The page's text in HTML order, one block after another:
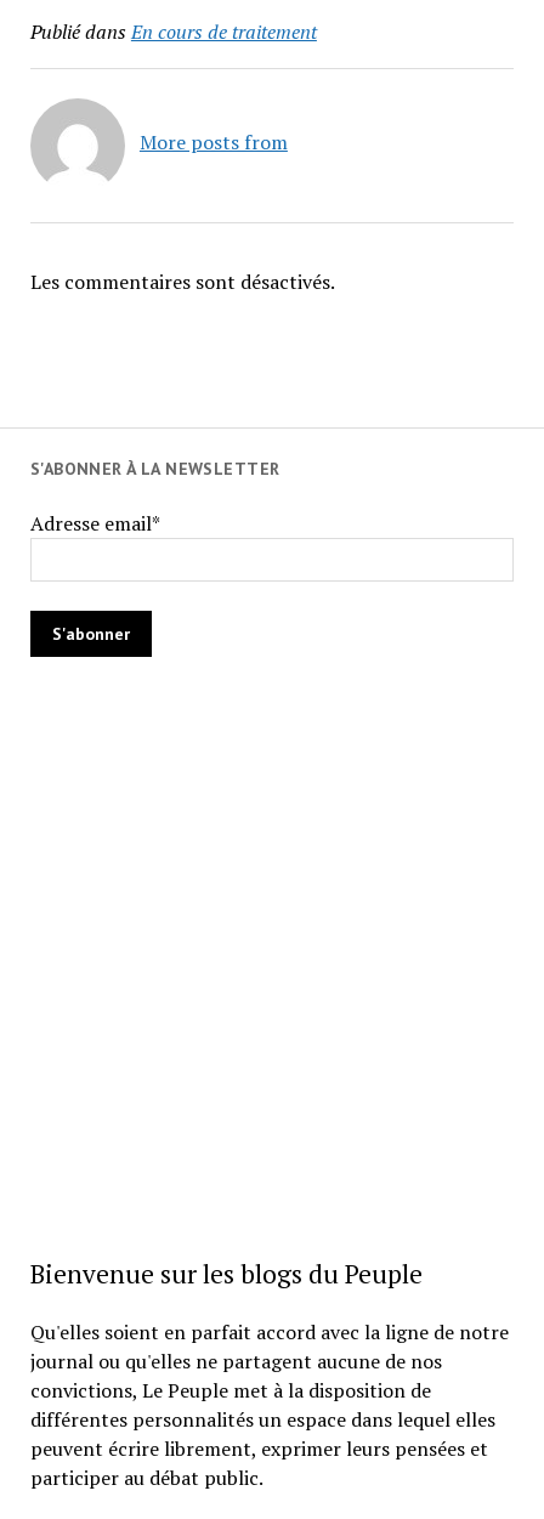
Publié dansEn cours de traitement
More posts from
Les commentaires sont désactivés.
S'ABONNER À LA NEWSLETTER
Adresse email*
Bienvenue sur les blogs du Peuple
Qu'elles soient en parfait accord avec la ligne de notre
journal ou qu'elles ne partagent aucune de nos
convictions, Le Peuple met à la disposition de
différentes personnalités un espace dans lequel elles
peuvent écrire librement, exprimer leurs pensées et
participer au débat public.